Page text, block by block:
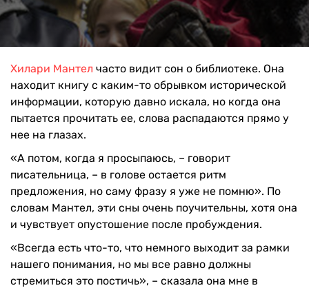
Хилари Мантел часто видит сон о библиотеке. Она
находит книгу с каким-то обрывком исторической
информации, которую давно искала, но когда она
пытается прочитать ее, слова распадаются прямо у
нее на глазах.
«А потом, когда я просыпаюсь, – говорит
писательница, – в голове остается ритм
предложения, но саму фразу я уже не помню». По
словам Мантел, эти сны очень поучительны, хотя она
и чувствует опустошение после пробуждения.
«Всегда есть что-то, что немного выходит за рамки
нашего понимания, но мы все равно должны
стремиться это постичь», – сказала она мне в